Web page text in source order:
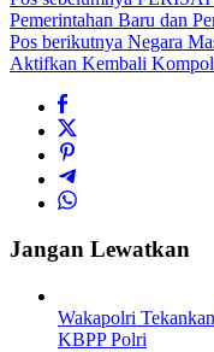
Pemerintahan Baru dan
Pos berikutnya Negara
Aktifkan Kembali Kompol
Jangan Lewatkan
Wakapolri
KBPP Polri